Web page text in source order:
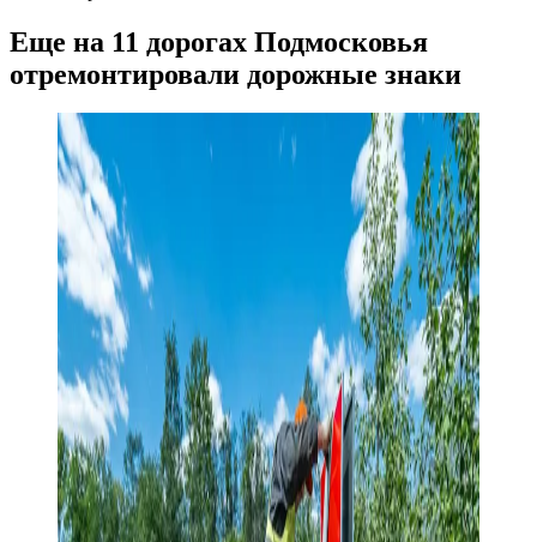
Еще на 11 дорогах Подмосковья
отремонтировали дорожные знаки